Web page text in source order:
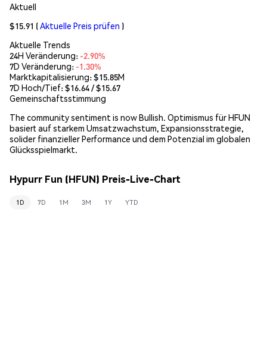
Aktuell
$15.91 (Aktuelle Preis prüfen )
Aktuelle Trends
24H Veränderung: -2.90%
7D Veränderung: -1.30%
Marktkapitalisierung:$15.85M
7D Hoch/Tief: $16.64/ $15.67
Gemeinschaftsstimmung
The community sentiment is now Bullish. Optimismus für HFUN
basiert auf starkem Umsatzwachstum, Expansionsstrategie,
solider finanzieller Performance und dem Potenzial im globalen
Glücksspielmarkt.
Hypurr Fun (HFUN) Preis-Live-Chart
1D 7D 1M 3M 1Y YTD